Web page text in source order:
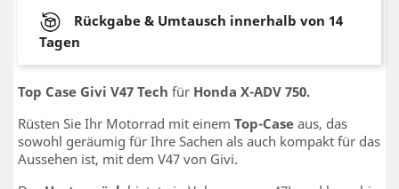
Rückgabe & Umtausch innerhalb von 14
Tagen
Top Case Givi V47 Tech für Honda X-ADV 750.
Rüsten Sie Ihr Motorrad mit einem Top-Case aus, das
sowohl geräumig für Ihre Sachen als auch kompakt für das
Aussehen ist, mit dem V47 von Givi.